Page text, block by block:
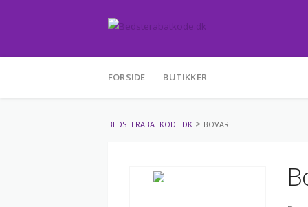
to
FORSIDE BUTIKKER
BEDSTERABATKODE.DK > BOVARI